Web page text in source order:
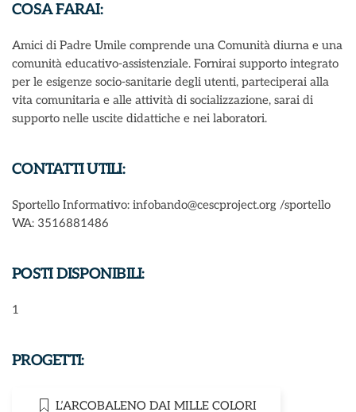
COSA FARAI:
Amici di Padre Umile comprende una Comunità diurna e una
comunità educativo-assistenziale. Fornirai supporto integrato
per le esigenze socio-sanitarie degli utenti, parteciperai alla
vita comunitaria e alle attività di socializzazione, sarai di
supporto nelle uscite didattiche e nei laboratori.
CONTATTI UTILI:
Sportello Informativo: infobando@cescproject.org /sportello
WA: 3516881486
POSTI DISPONIBILI:
1
PROGETTI:
L’ARCOBALENO DAI MILLE COLORI